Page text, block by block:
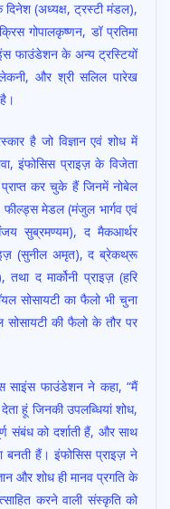
दिनेश (अध्यक्ष, ट्रस्टी मंडल),
गोपालकृष्णन, डॉ प्रतिमा
फाउंडेशन के अन्य ट्रस्टियों
और श्री सलिल पारेख
है जो विज्ञान एवं शोध में
इंफोसिस प्राइज़ के विजेता
प्राप्त कर चुके हैं जिनमें नोबेल
फील्ड्स मेडल (मंजुल भार्गव एवं
सुब्रमण्यम), द मैकआर्थर
(सुनील अमृत), द ब्रेकथ्रू
द मार्कोनी प्राइज़ (हरि
सोसायटी का फैलो भी चुना
सोसायटी की फैलो के तौर पर
साइंस फाउंडेशन ने कहा, “मैं
हूं जिनकी उपलब्धियां शोध,
संबंध को दर्शाती हैं, और साथ
बनती हैं। इंफोसिस प्राइज़ ने
और शोध ही मानव प्रगति के
करने वाली संस्कृति को